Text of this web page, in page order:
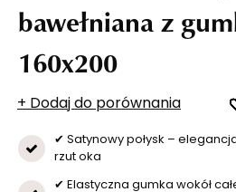
bawełniana z
160x200
+ Dodaj do porównania
✔ Satynowy połysk –
rzut oka
✔ Elastyczna gumka wokół